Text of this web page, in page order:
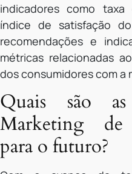
indicadores como
índice de satisfação
recomendações e
métricas relacionadas
dos consumidores com a
Quais são
Marketing de
para o futuro?